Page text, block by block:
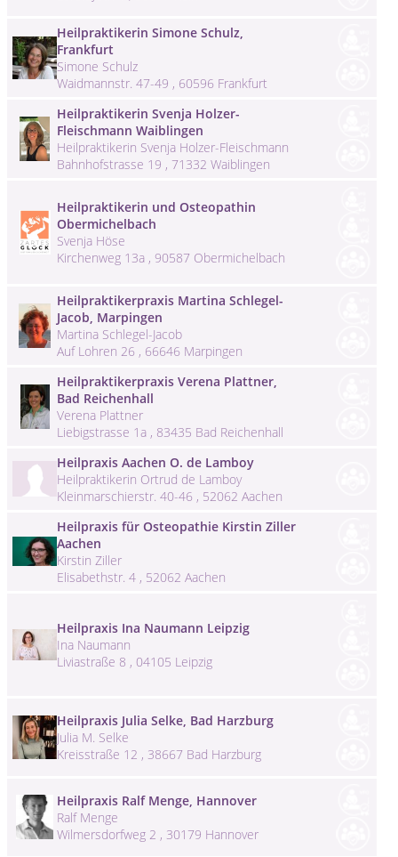
Heilpraktikerin Simone Schulz,
Frankfurt
Simone Schulz
Waidmannstr. 47-49 , 60596 Frankfurt
Heilpraktikerin Svenja Holzer-
Fleischmann Waiblingen
Heilpraktikerin Svenja Holzer-Fleischmann
Bahnhofstrasse 19 , 71332 Waiblingen
Heilpraktikerin und Osteopathin
Obermichelbach
Svenja Höse
Kirchenweg 13a , 90587 Obermichelbach
Heilpraktikerpraxis Martina Schlegel-
Jacob, Marpingen
Martina Schlegel-Jacob
Auf Lohren 26 , 66646 Marpingen
Heilpraktikerpraxis Verena Plattner,
Bad Reichenhall
Verena Plattner
Liebigstrasse 1a , 83435 Bad Reichenhall
Heilpraxis Aachen O. de Lamboy
Heilpraktikerin Ortrud de Lamboy
Kleinmarschierstr. 40-46 , 52062 Aachen
Heilpraxis für Osteopathie Kirstin Ziller
Aachen
Kirstin Ziller
Elisabethstr. 4 , 52062 Aachen
Heilpraxis Ina Naumann Leipzig
Ina Naumann
Liviastraße 8 , 04105 Leipzig
Heilpraxis Julia Selke, Bad Harzburg
Julia M. Selke
Kreisstraße 12 , 38667 Bad Harzburg
Heilpraxis Ralf Menge, Hannover
Ralf Menge
Wilmersdorfweg 2 , 30179 Hannover